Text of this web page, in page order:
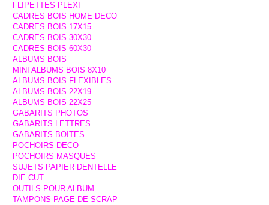
FLIPETTES PLEXI
CADRES BOIS HOME DECO
CADRES BOIS 17X15
CADRES BOIS 30X30
CADRES BOIS 60X30
ALBUMS BOIS
MINI ALBUMS BOIS 8X10
ALBUMS BOIS FLEXIBLES
ALBUMS BOIS 22X19
ALBUMS BOIS 22X25
GABARITS PHOTOS
GABARITS LETTRES
GABARITS BOITES
POCHOIRS DECO
POCHOIRS MASQUES
SUJETS PAPIER DENTELLE
DIE CUT
OUTILS POUR ALBUM
TAMPONS PAGE DE SCRAP